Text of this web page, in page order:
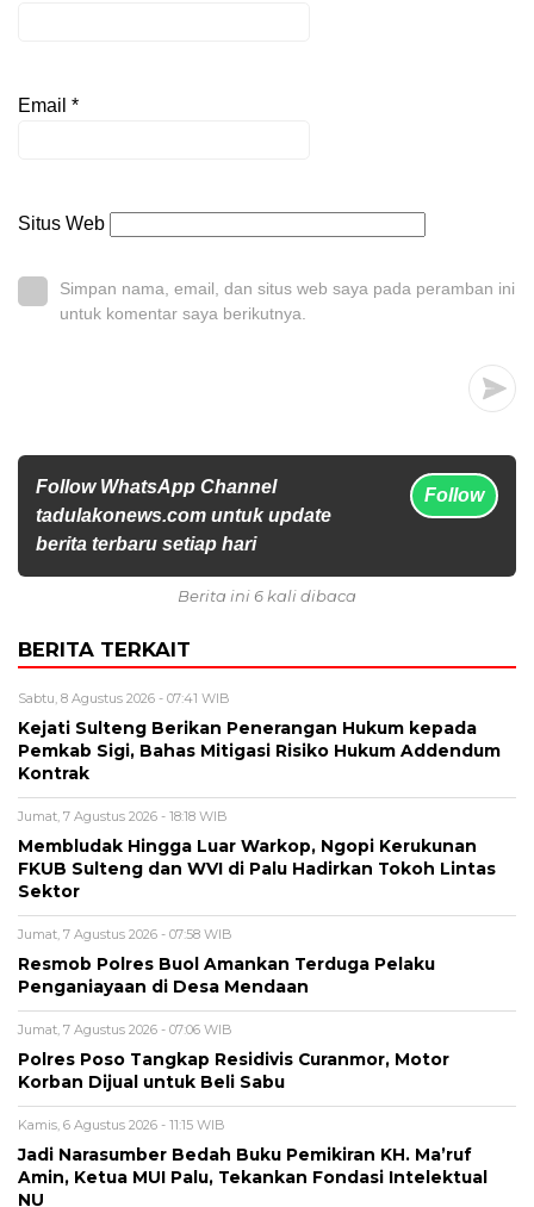
Email *
Situs Web
Simpan nama, email, dan situs web saya pada peramban ini
untuk komentar saya berikutnya.
Follow WhatsApp Channel
tadulakonews.com untuk update
berita terbaru setiap hari
Follow
Berita ini 6 kali dibaca
BERITA TERKAIT
Sabtu, 8 Agustus 2026 - 07:41 WIB
Kejati Sulteng Berikan Penerangan Hukum kepada
Pemkab Sigi, Bahas Mitigasi Risiko Hukum Addendum
Kontrak
Jumat, 7 Agustus 2026 - 18:18 WIB
Membludak Hingga Luar Warkop, Ngopi Kerukunan
FKUB Sulteng dan WVI di Palu Hadirkan Tokoh Lintas
Sektor
Jumat, 7 Agustus 2026 - 07:58 WIB
Resmob Polres Buol Amankan Terduga Pelaku
Penganiayaan di Desa Mendaan
Jumat, 7 Agustus 2026 - 07:06 WIB
Polres Poso Tangkap Residivis Curanmor, Motor
Korban Dijual untuk Beli Sabu
Kamis, 6 Agustus 2026 - 11:15 WIB
Jadi Narasumber Bedah Buku Pemikiran KH. Ma’ruf
Amin, Ketua MUI Palu, Tekankan Fondasi Intelektual
NU